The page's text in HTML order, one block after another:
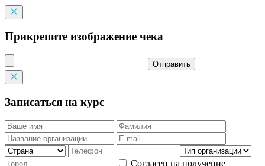
Прикрепите изображение чека
Отправить
Записаться на курс
Согласен на получение